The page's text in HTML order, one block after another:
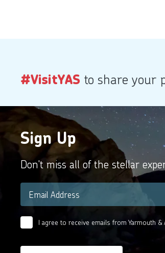
#VisitYAS to share your
Sign Up
Don't miss all of the stellar
Email *
EmailI agree to receive emails from Yarmouth &